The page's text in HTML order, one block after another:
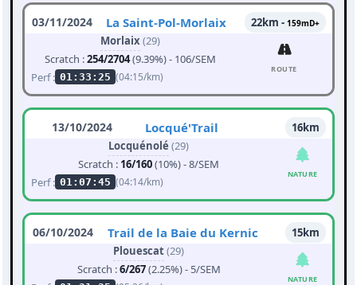
03/11/2024 La Saint-Pol-Morlaix 22km - 159mD+
Morlaix(29)
Scratch :254/2704(9.39%) - 106/SEM
Perf : 01:33:25 (04:15/km)
ROUTE
13/10/2024 Locqué'Trail
16km
Locquénolé (29)
Scratch : 16/160(10%) - 8/SEM
Perf : 01:07:45 (04:14/km)
NATURE
06/10/2024 Trail de la Baie du Kernic
15km
Plouescat(29)
Scratch :6/267(2.25%) - 5/SEM
NATURE